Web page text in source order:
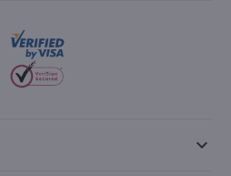
keyboard_arrow_down